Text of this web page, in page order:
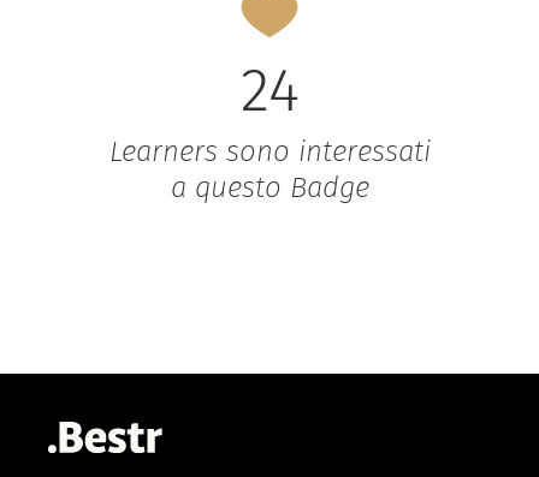
24
Learners sono interessati
a questo Badge